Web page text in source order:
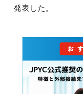
発表した。